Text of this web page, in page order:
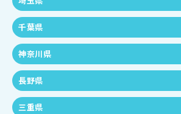
千葉県
神奈川県
長野県
三重県